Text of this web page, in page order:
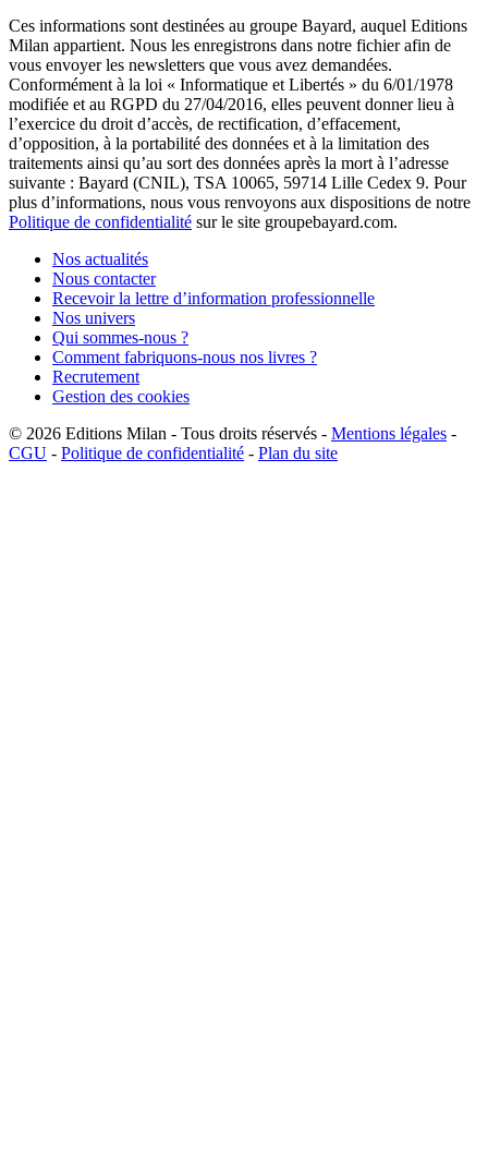
Ces informations sont destinées au groupe Bayard, auquel Editions
Milan appartient. Nous les enregistrons dans notre fichier afin de
vous envoyer les newsletters que vous avez demandées.
Conformément à la loi « Informatique et Libertés » du 6/01/1978
modifiée et au RGPD du 27/04/2016, elles peuvent donner lieu à
l’exercice du droit d’accès, de rectification, d’effacement,
d’opposition, à la portabilité des données et à la limitation des
traitements ainsi qu’au sort des données après la mort à l’adresse
suivante : Bayard (CNIL), TSA 10065, 59714 Lille Cedex 9. Pour
plus d’informations, nous vous renvoyons aux dispositions de notre
Politique de confidentialité sur le site groupebayard.com.
Nos actualités
Nous contacter
Recevoir la lettre d’information professionnelle
Nos univers
Qui sommes-nous ?
Comment fabriquons-nous nos livres ?
Recrutement
Gestion des cookies
© 2026 Editions Milan - Tous droits réservés - Mentions légales -
CGU - Politique de confidentialité - Plan du site